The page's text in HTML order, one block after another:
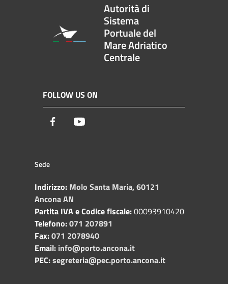
Autorità di
Sistema
Portuale del
Mare Adriatico
Centrale
FOLLOW US ON
Facebook
Sede
Indirizzo: Molo Santa Maria, 60121
Ancona AN
Partita IVA e Codice fiscale:00093910420
Telefono:071 207891
Fax:071 2078940
Email: info@porto.ancona.it
PEC:segreteria@pec.porto.ancona.it